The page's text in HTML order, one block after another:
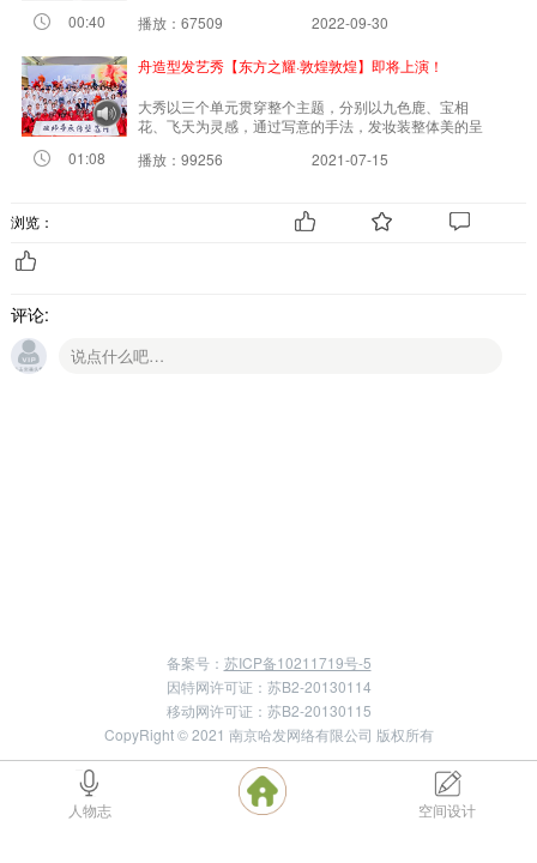
00:40
播放：67509
2022-09-30
01:08
舟造型发艺秀【东方之耀·敦煌敦煌】即将上演！
大秀以三个单元贯穿整个主题，分别以九色鹿、宝相
花、飞天为灵感，通过写意的手法，发妆装整体美的呈
播放：99256 2021-07-15
浏览：
评论:
备案号： 苏ICP备10211719号-5
因特网许可证：苏B2-20130114
移动网许可证：苏B2-20130115
CopyRight © 2021 南京哈发网络有限公司 版权所有
人物志 空间设计